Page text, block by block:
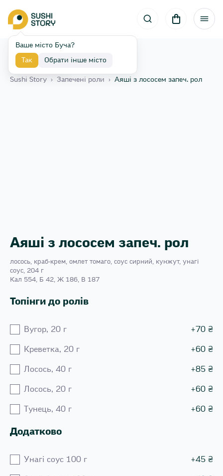
Ваше місто Буча?
Так Обрати інше місто
Назад
Sushi Story › Запечені роли › Аяші з лососем запеч. рол
Аяші з лососем запеч. рол
лосось, краб-крем, омлет томаго, соус сирний, кунжут, унагі
соус, 204 г
Кал 554, Б 42, Ж 186, В 187
Топінги до ролів
Вугор, 20 г +70 ₴
Креветка, 20 г +60 ₴
Лосось, 40 г +85 ₴
Лосось, 20 г +60 ₴
Тунець, 40 г +60 ₴
Додатково
Унагі соус 100 г +45 ₴